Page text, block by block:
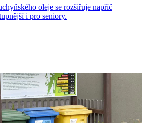
oleje se rozšiřuje napříč
i pro seniory.